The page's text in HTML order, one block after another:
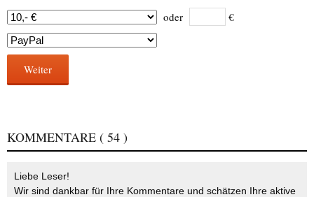
oder €
Weiter
KOMMENTARE ( 54 )
Liebe Leser!
Wir sind dankbar für Ihre Kommentare und schätzen Ihre aktive